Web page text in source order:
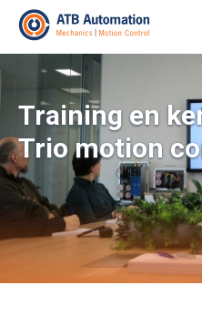
Training en
Trio motion